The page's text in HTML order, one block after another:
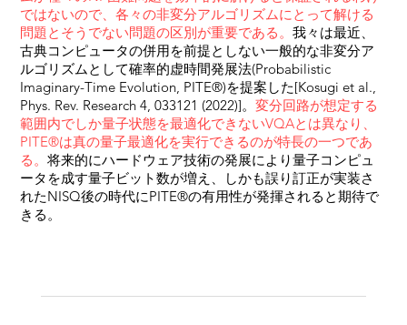
ではないので、各々の非変分アルゴリズムにとって解ける
問題とそうでない問題の区別が重要である。我々は最近、
古典コンピュータの併用を前提としない一般的な非変分ア
ルゴリズムとして確率的虚時間発展法(Probabilistic
Imaginary-Time Evolution, PITE®️)を提案した[Kosugi et al.,
Phys. Rev. Research 4, 033121 (2022)]。変分回路が想定する
範囲内でしか量子状態を最適化できないVQAとは異なり、
PITE®️は真の量子最適化を実行できるのが特長の一つであ
る。将来的にハードウェア技術の発展により量子コンピュ
ータを成す量子ビット数が増え、しかも誤り訂正が実装さ
れたNISQ後の時代にPITE®️の有用性が発揮されると期待で
きる。